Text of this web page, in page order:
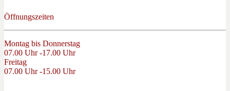
Öffnungszeiten
Montag bis Donnerstag
07.00 Uhr -17.00 Uhr
Freitag
07.00 Uhr -15.00 Uhr